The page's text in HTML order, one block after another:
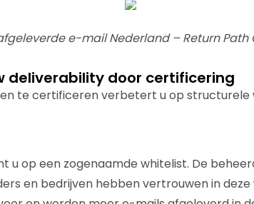
e-mail Nederland – Return Path
deliverability door certificering
te certificeren verbetert u op structurele
u op een zogenaamde whitelist. De
en bedrijven hebben vertrouwen in